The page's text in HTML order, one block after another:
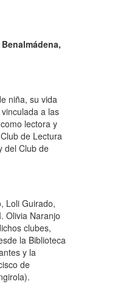
niña, su vida
a las
lectora y
de Lectura
del Club de
Loli Guirado,
Olivia Naranjo
clubes,
la Biblioteca
y la
de